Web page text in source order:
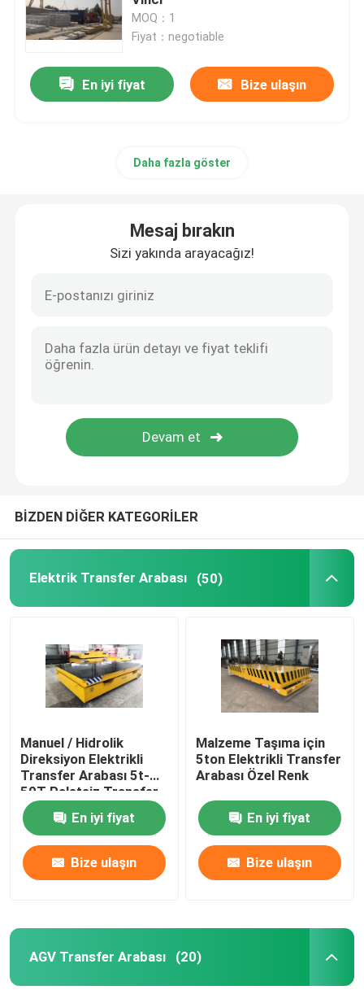
Raylı Transfer Arabası
Lastik Tekerlekli Portal Vinç
Konteyner Vinç Dağıtıcı
Patlama Korumalı Vinç
Çelik Yapı Kanopisi
Pikap Transfer Arabası
Gezer ve Portal Vinç
Hafif Hizmet Vinci
Akıllı Vinç
Döküm Vinci
Kapma vinci
Akıllı Şarj İstasyonu
MOQ：1
Fiyat：negotiable
En iyi fiyat Bize ulaşın
Daha fazla göster
Mesaj bırakın
Sizi yakında arayacağız!
BİZDEN DİĞER KATEGORİLER
Elektrik Transfer Arabası (50)
Manuel / Hidrolik
Direksiyon Elektrikli
Transfer Arabası 5t-
50T Paletsiz Transfer
Arabası
En iyi fiyat
Bize ulaşın
Malzeme Taşıma için
5ton Elektrikli Transfer
Arabası Özel Renk
En iyi fiyat
Bize ulaşın
AGV Transfer Arabası (20)